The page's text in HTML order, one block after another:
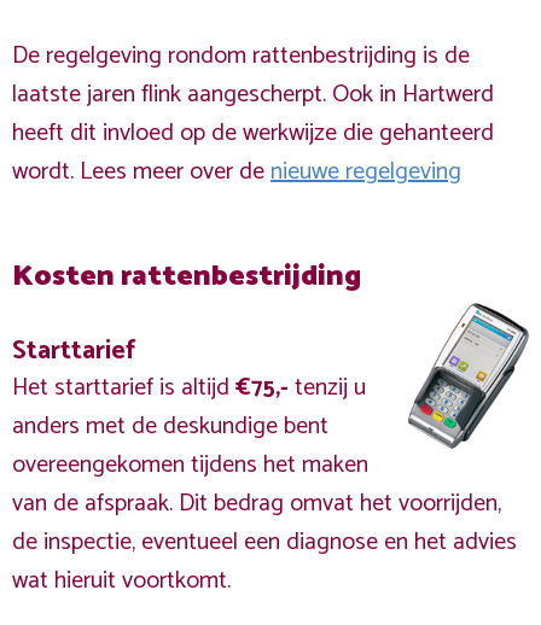
De regelgeving rondom rattenbestrijding is de
laatste jaren flink aangescherpt. Ook in Hartwerd
heeft dit invloed op de werkwijze die gehanteerd
wordt. Lees meer over denieuwe regelgeving
Kosten rattenbestrijding
Starttarief
Het starttarief is altijd€75,-tenzij u
anders met de deskundige bent
overeengekomen tijdens het maken
van de afspraak. Dit bedrag omvat het voorrijden,
de inspectie, eventueel een diagnose en het advies
wat hieruit voortkomt.